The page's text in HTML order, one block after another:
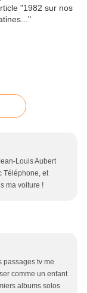
Louis Aubert
Téléphone, et
ma voiture !
passages tv me
comme un enfant
albums solos